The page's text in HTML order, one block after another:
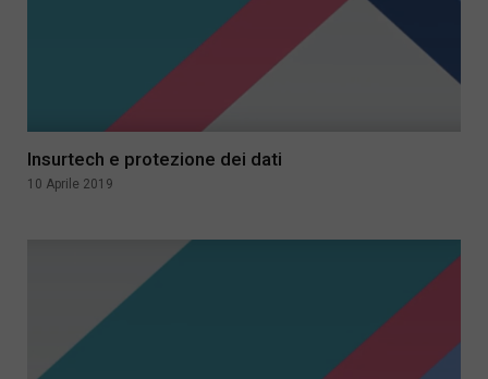
Insurtech e protezione dei dati
10 Aprile 2019